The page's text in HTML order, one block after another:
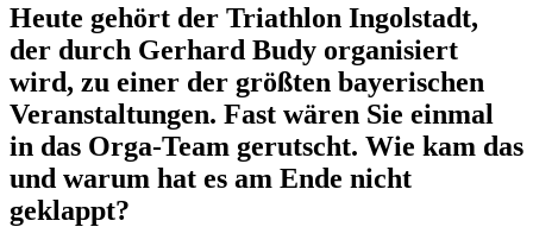
Heute gehört der Triathlon Ingolstadt,
der durch Gerhard Budy organisiert
wird, zu einer der größten bayerischen
Veranstaltungen. Fast wären Sie einmal
in das Orga-Team gerutscht. Wie kam das
und warum hat es am Ende nicht
geklappt?